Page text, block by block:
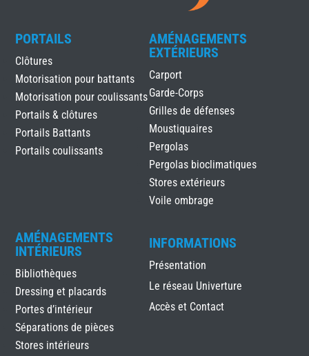
PORTAILS
Clôtures
Motorisation pour battants
Motorisation pour coulissants
Portails & clôtures
Portails Battants
Portails coulissants
AMÉNAGEMENTS
EXTÉRIEURS
Carport
Garde-Corps
Grilles de défenses
Moustiquaires
Pergolas
Pergolas bioclimatiques
Stores extérieurs
Voile ombrage
AMÉNAGEMENTS
INTÉRIEURS
Bibliothèques
Dressing et placards
Portes d’intérieur
Séparations de pièces
Stores intérieurs
INFORMATIONS
Présentation
Le réseau Univerture
Accès et Contact